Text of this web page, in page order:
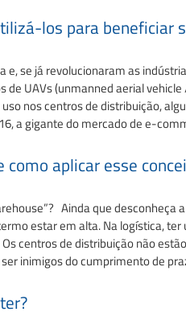
los para beneficiar
e, se já revolucionaram as
de UAVs (unmanned aerial
nos centros de distribuição,
a gigante do mercado de e-
como aplicar esse
Ainda que
estar em alta. Na logística,
centros de distribuição não
inimigos do cumprimento de